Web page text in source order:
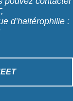
d’haltérophilie :